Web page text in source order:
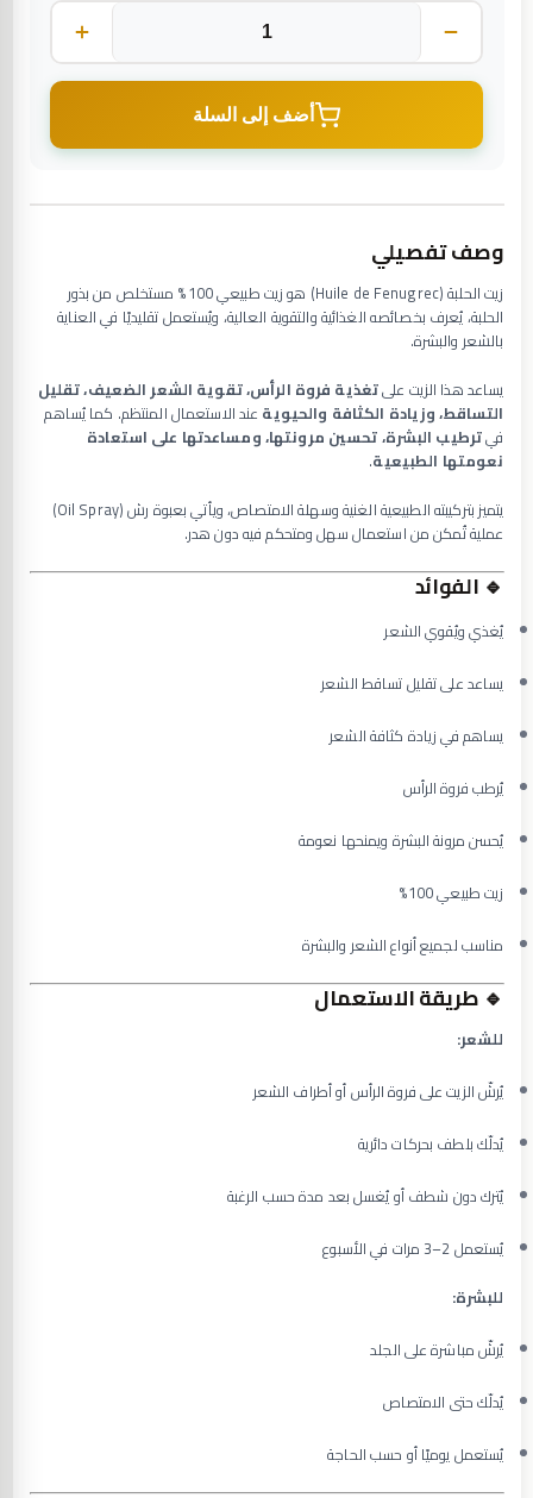
أضف إلى السلة
وصف تفصيلي
زيت الحلبة (Huile de Fenugrec) هو زيت طبيعي 100% مستخلص من بذور
الحلبة، يُعرف بخصائصه الغذائية والتقوية العالية، ويُستعمل تقليديًا في العناية
بالشعر والبشرة.
يساعد هذا الزيت علىتغذية فروة الرأس، تقوية الشعر الضعيف، تقليل
التساقط، وزيادة الكثافة والحيوية عند الاستعمال المنتظم. كما يُساهم
فيترطيب البشرة، تحسين مرونتها، ومساعدتها على استعادة
نعومتها الطبيعية.
يتميز بتركيبته الطبيعية الغنية وسهلة الامتصاص، ويأتي بعبوة رش (Oil Spray)
عملية تُمكن من استعمال سهل ومتحكم فيه دون هدر.
🔹الفوائد
يُغذي ويُقوي الشعر
يساعد على تقليل تساقط الشعر
يساهم في زيادة كثافة الشعر
يُرطب فروة الرأس
يُحسن مرونة البشرة ويمنحها نعومة
زيت طبيعي 100%
مناسب لجميع أنواع الشعر والبشرة
🔹طريقة الاستعمال
للشعر:
يُرشّ الزيت على فروة الرأس أو أطراف الشعر
يُدلّك بلطف بحركات دائرية
يُترك دون شطف أو يُغسل بعد مدة حسب الرغبة
يُستعمل 2–3 مرات في الأسبوع
للبشرة:
يُرشّ مباشرة على الجلد
يُدلّك حتى الامتصاص
يُستعمل يوميًا أو حسب الحاجة